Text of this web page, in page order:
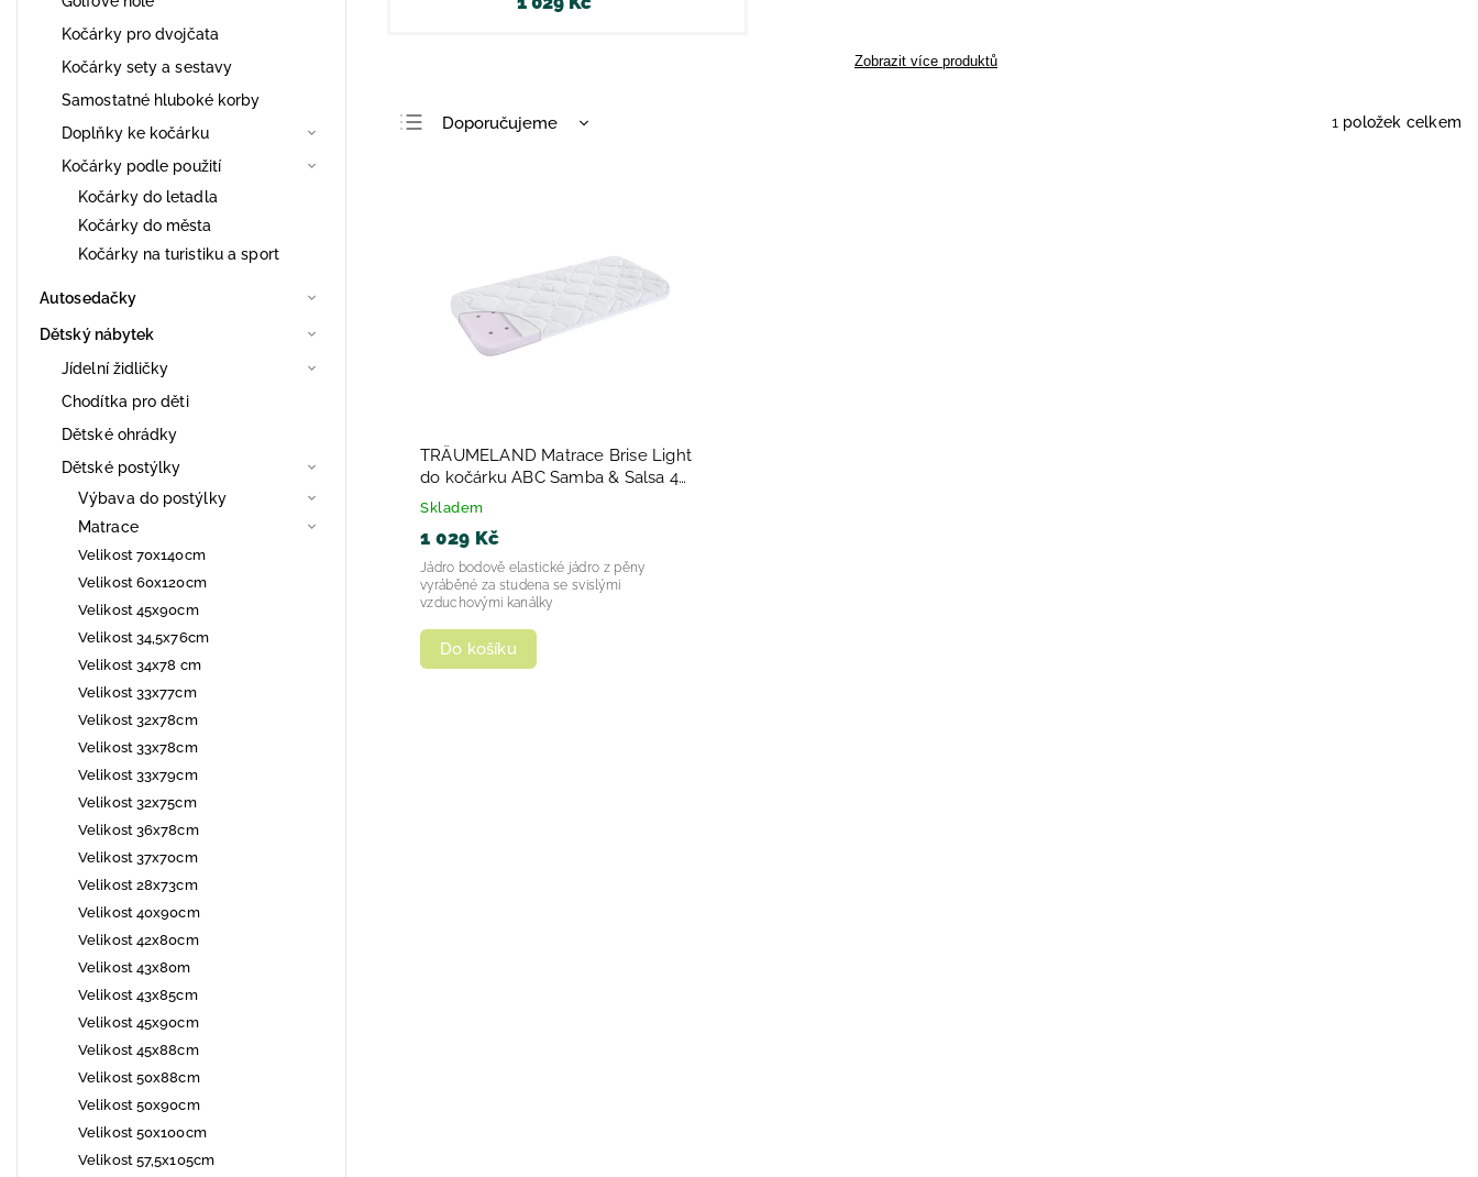
Kočárky pro dvojčata
Kočárky sety a sestavy
Samostatné hluboké korby
Doplňky ke kočárku
Kočárky podle použití
Kočárky do letadla
Kočárky do města
Kočárky na turistiku a sport
Autosedačky
Dětský nábytek
Jídelní židličky
Chodítka pro děti
Dětské ohrádky
Dětské postýlky
Výbava do postýlky
Matrace
Velikost 70x140cm
Velikost 60x120cm
Velikost 45x90cm
Velikost 34,5x76cm
Velikost 34x78 cm
Velikost 33x77cm
Velikost 32x78cm
Velikost 33x78cm
Velikost 33x79cm
Velikost 32x75cm
Velikost 36x78cm
Velikost 37x70cm
Velikost 28x73cm
Velikost 40x90cm
Velikost 42x80cm
Velikost 43x80m
Velikost 43x85cm
Velikost 45x90cm
Velikost 45x88cm
Velikost 50x88cm
Velikost 50x90cm
Velikost 50x100cm
Velikost 57,5x105cm
Zobrazit více produktů
Doporučujeme
1 položek celkem
TRÄUMELAND Matrace Brise Light
do kočárku ABC Samba & Salsa 4
Skladem
1 029 Kč
Do košíku
Jádro bodově elastické jádro z pěny
vyráběné za studena se svislými
vzduchovými kanálky